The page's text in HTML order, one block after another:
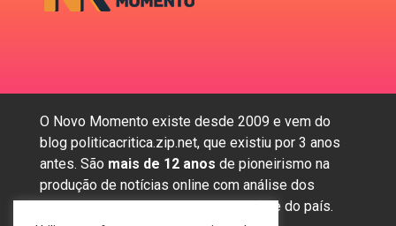
O Novo Momento existe desde 2009 e vem do
blog politicacritica.zip.net, que existiu por 3 anos
antes. São mais de 12 anos de pioneirismo na
produção de notícias online com análise dos
assuntos mais importantes da região e do país.